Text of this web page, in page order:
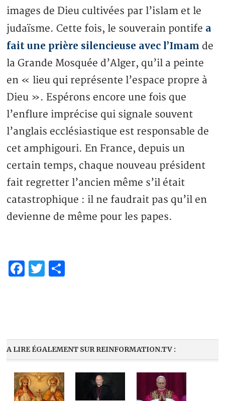
images de Dieu cultivées par l’islam et le
judaïsme. Cette fois, le souverain pontife a
fait une prière silencieuse avec l’Imam de
la Grande Mosquée d’Alger, qu’il a peinte
en « lieu qui représente l’espace propre à
Dieu ». Espérons encore une fois que
l’enflure imprécise qui signale souvent
l’anglais ecclésiastique est responsable de
cet amphigouri. En France, depuis un
certain temps, chaque nouveau président
fait regretter l’ancien même s’il était
catastrophique : il ne faudrait pas qu’il en
devienne de même pour les papes.
Facebook
Twitter
A LIRE ÉGALEMENT SUR REINFORMATION.TV :